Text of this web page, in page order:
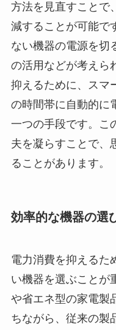
方法を見直すことで
減することが可能で
ない機器の電源を切
の活用などが考えら
抑えるために、スマ
の時間帯に自動的に
一つの手段です。こ
夫を凝らすことで、
ることがあります。
効率的な機器の選
電力消費を抑えるた
い機器を選ぶことが
や省エネ型の家電製
ちながら、従来の製